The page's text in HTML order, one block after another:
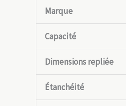
Marque
Capacité
Dimensions repliée
Étanchéité